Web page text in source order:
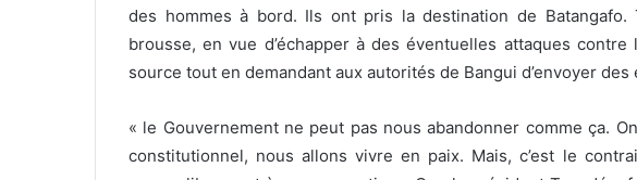
des hommes à bord. Ils ont pris la destination de
brousse, en vue d’échapper à des éventuelles attaques
source tout en demandant aux autorités de Bangui d’envoyer des
« le Gouvernement ne peut pas nous abandonner comme ça.
constitutionnel, nous allons vivre en paix. Mais, c’est le